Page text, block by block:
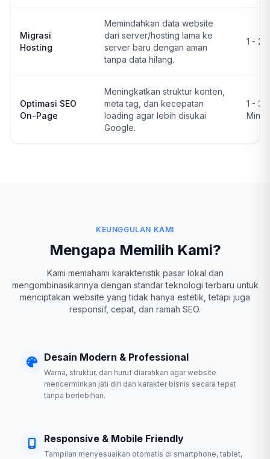
Migrasi
Hosting
Memindahkan data website
dari server/hosting lama ke
server baru dengan aman
tanpa data hilang.
1 - 2
Optimasi SEO
On-Page
Meningkatkan struktur konten,
meta tag, dan kecepatan
loading agar lebih disukai
Google.
1 - 3
KEUNGGULAN KAMI
Mengapa Memilih Kami?
Kami memahami karakteristik pasar lokal dan
mengombinasikannya dengan standar teknologi terbaru untuk
menciptakan website yang tidak hanya estetik, tetapi juga
responsif, cepat, dan ramah SEO.
Desain Modern & Professional
Warna, struktur, dan huruf diarahkan agar website
mencerminkan jati diri dan karakter bisnis secara tepat
tanpa berlebihan.
Responsive & Mobile Friendly
Tampilan menyesuaikan otomatis di smartphone, tablet,